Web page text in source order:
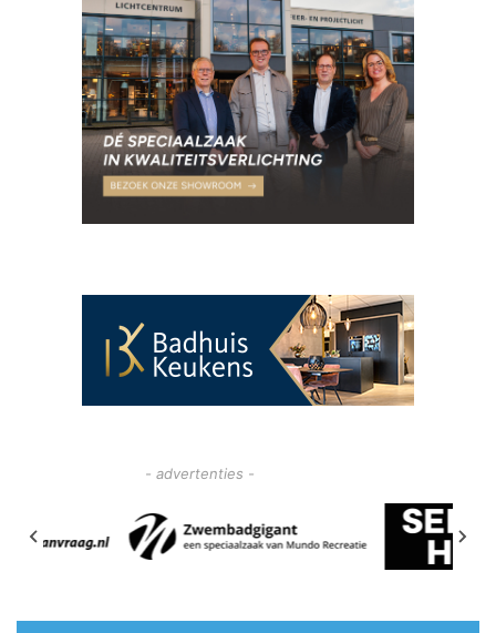
- advertenties -